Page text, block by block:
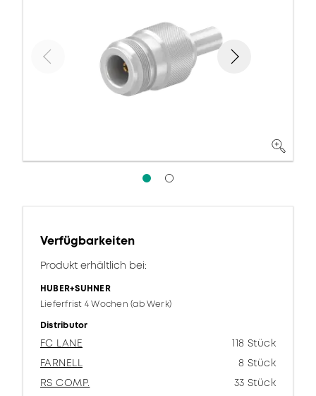
Verfügbarkeiten
Produkt erhältlich bei:
HUBER+SUHNER
Lieferfrist 4 Wochen (ab Werk)
Distributor
FC LANE
118 Stück
FARNELL
8 Stück
RS COMP.
33 Stück